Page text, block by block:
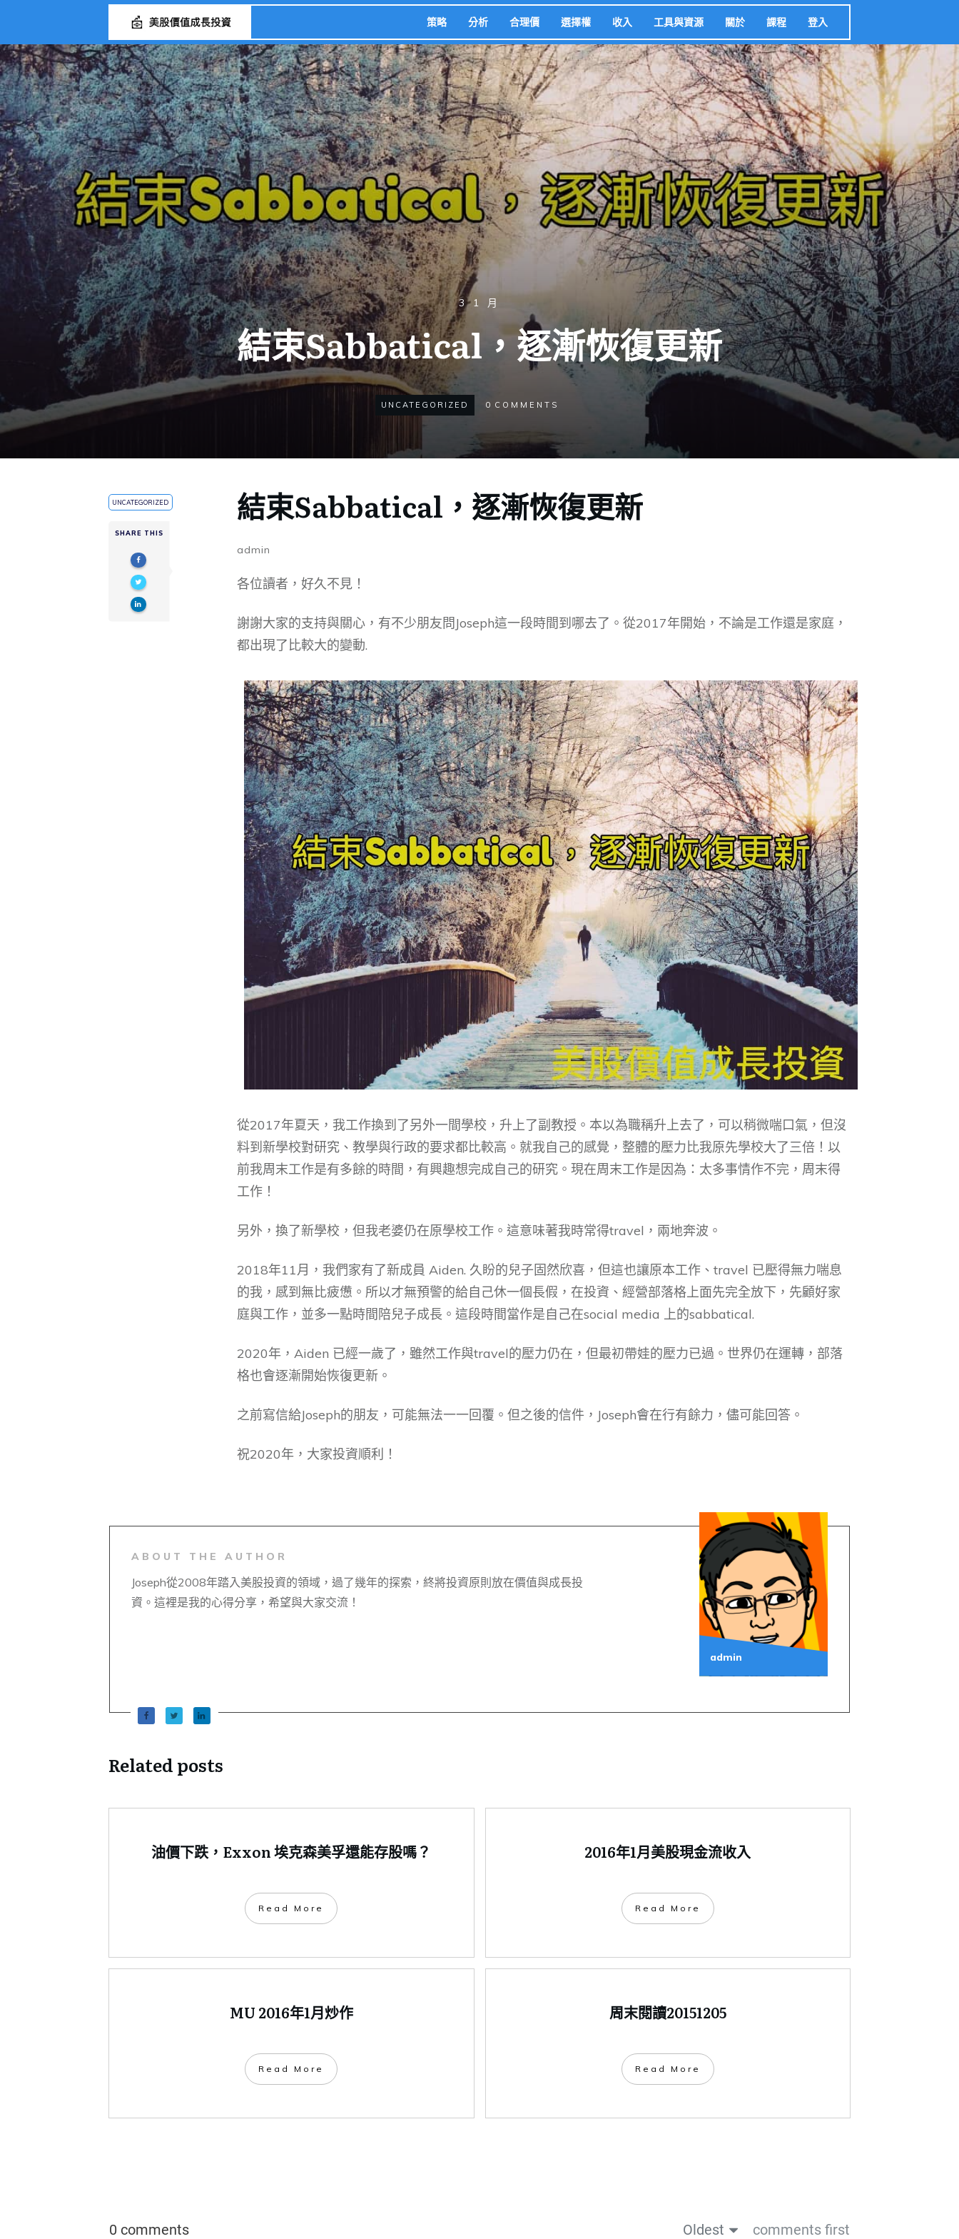
策略 分析 合理價 選擇權 收入 工具與資源 關於 課程 登入
3 1 月
結束Sabbatical，逐漸恢復更新
UNCATEGORIZED 0 COMMENTS
UNCATEGORIZED
SHARE THIS
結束Sabbatical，逐漸恢復更新
admin
各位讀者，好久不見！
謝謝大家的支持與關心，有不少朋友問Joseph這一段時間到哪去了。從2017年開始，不論是工作還是家庭，
都出現了比較大的變動.
從2017年夏天，我工作換到了另外一間學校，升上了副教授。本以為職稱升上去了，可以稍微喘口氣，但沒
料到新學校對研究、教學與行政的要求都比較高。就我自己的感覺，整體的壓力比我原先學校大了三倍！以
前我周末工作是有多餘的時間，有興趣想完成自己的研究。現在周末工作是因為：太多事情作不完，周末得
工作！
另外，換了新學校，但我老婆仍在原學校工作。這意味著我時常得travel，兩地奔波。
2018年11月，我們家有了新成員 Aiden. 久盼的兒子固然欣喜，但這也讓原本工作、travel 已壓得無力喘息
的我，感到無比疲憊。所以才無預警的給自己休一個長假，在投資、經營部落格上面先完全放下，先顧好家
庭與工作，並多一點時間陪兒子成長。這段時間當作是自己在social media 上的sabbatical.
2020年，Aiden 已經一歲了，雖然工作與travel的壓力仍在，但最初帶娃的壓力已過。世界仍在運轉，部落
格也會逐漸開始恢復更新。
之前寫信給Joseph的朋友，可能無法一一回覆。但之後的信件，Joseph會在行有餘力，儘可能回答。
祝2020年，大家投資順利！
ABOUT THE AUTHOR
Joseph從2008年踏入美股投資的領域，過了幾年的探索，終將投資原則放在價值與成長投
資。這裡是我的心得分享，希望與大家交流！
admin
Related posts
油價下跌，Exxon 埃克森美孚還能存股嗎？
​Read More
2016年1月美股現金流收入
​Read More
MU 2016年1月炒作
​Read More
周末閱讀20151205
​Read More
0 comments Oldest comments first